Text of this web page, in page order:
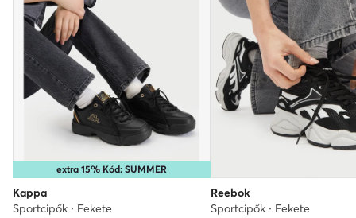
extra 15% Kód: SUMMER
Kappa
Sportcipők · Fekete
Reebok
Sportcipők · Fekete